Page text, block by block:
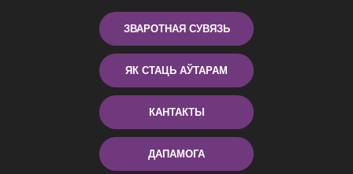
ЗВАРОТНАЯ СУВЯЗЬ
ЯК СТАЦЬ АЎТАРАМ
КАНТАКТЫ
ДАПАМОГА